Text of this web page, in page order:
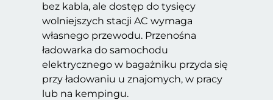
bez kabla, ale dostęp do tysięcy
wolniejszych stacji AC wymaga
własnego przewodu. Przenośna
ładowarka do samochodu
elektrycznego w bagażniku przyda się
przy ładowaniu u znajomych, w pracy
lub na kempingu.